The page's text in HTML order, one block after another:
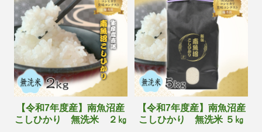
【令和7年度産】南魚沼産
こしひかり 無洗米 ２㎏
【令和7年度産】南魚沼産
こしひかり 無洗米 ５㎏